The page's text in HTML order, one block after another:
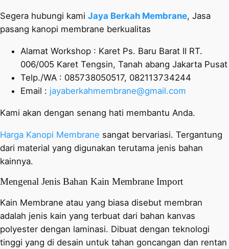
Segera hubungi kami Jaya Berkah Membrane, Jasa
pasang kanopi membrane berkualitas
Alamat Workshop : Karet Ps. Baru Barat II RT.
006/005 Karet Tengsin, Tanah abang Jakarta Pusat
Telp./WA : 085738050517, 082113734244
Email : jayaberkahmembrane@gmail.com
Kami akan dengan senang hati membantu Anda.
Harga Kanopi Membrane sangat bervariasi. Tergantung
dari material yang digunakan terutama jenis bahan
kainnya.
Mengenal Jenis Bahan Kain Membrane Import
Kain Membrane atau yang biasa disebut membran
adalah jenis kain yang terbuat dari bahan kanvas
polyester dengan laminasi. Dibuat dengan teknologi
tinggi yang di desain untuk tahan goncangan dan rentan